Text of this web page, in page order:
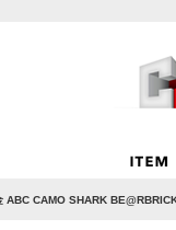
ABC CAMO SHARK